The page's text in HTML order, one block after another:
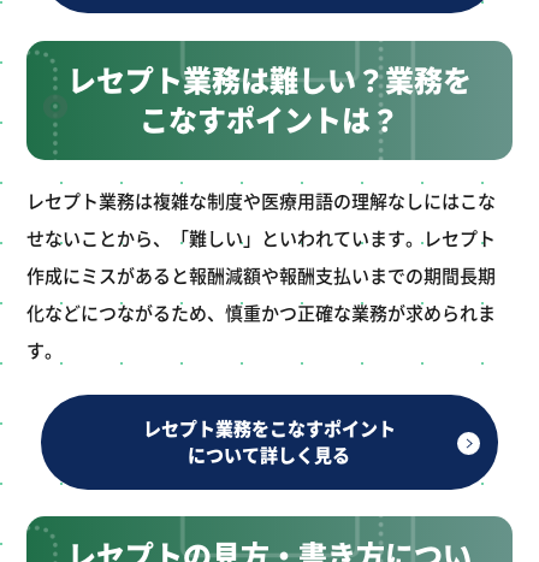
レセプト業務は難しい？業務を
こなすポイントは？
レセプト業務は複雑な制度や医療用語の理解なしにはこな
せないことから、「難しい」といわれています。レセプト
作成にミスがあると報酬減額や報酬支払いまでの期間長期
化などにつながるため、慎重かつ正確な業務が求められま
す。
レセプト業務をこなすポイント
について詳しく見る